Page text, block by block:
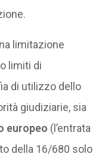
limitazione
limiti di
di utilizzo dello
giudiziarie, sia
europeo (l’entrata
della 16/680 solo